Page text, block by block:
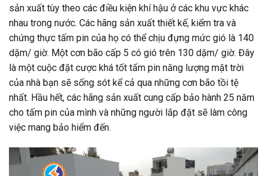
sản xuất tùy theo các điều kiện khí hậu ở các khu vực khác
nhau trong nước. Các hãng sản xuất thiết kế, kiểm tra và
chứng thực tấm pin của họ có thể chịu đựng mức gió là 140
dặm/ giờ. Một cơn bão cấp 5 có gió trên 130 dặm/ giờ. Đây
là một cuộc đặt cược khá tốt tấm pin năng lượng mặt trời
của nhà bạn sẽ sống sót kể cả qua những cơn bão tồi tệ
nhất. Hầu hết, các hãng sản xuất cung cấp bảo hành 25 năm
cho tấm pin của mình và những người lắp đặt sẽ làm công
việc mang bảo hiểm đến.